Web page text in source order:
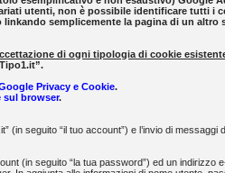
utenti, non è possibile identificare tutti i
semplicemente la pagina di un
di ogni tipologia di cookie
Privacy e Cookie.
sul browser.
seguito “il tuo account”) e l’invio di messaggi
(in seguito “la tua password”) ed un indirizzo